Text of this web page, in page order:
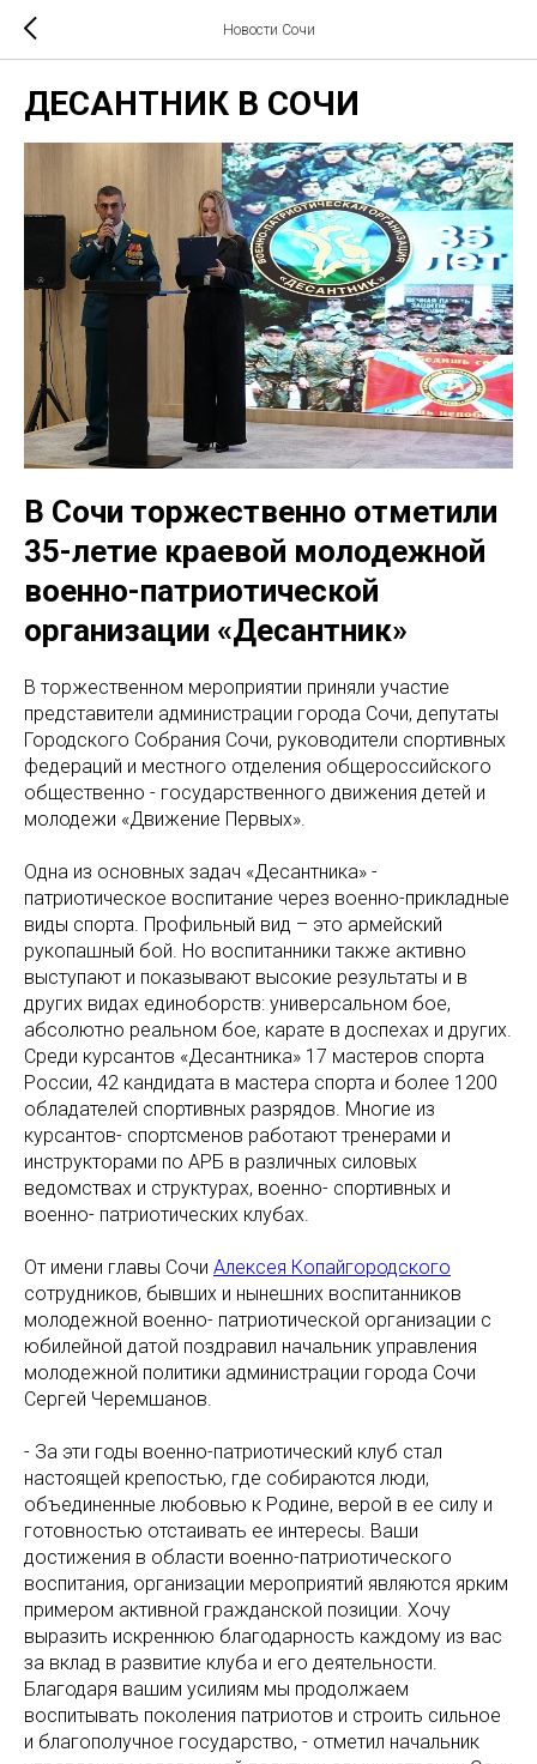
Новости Сочи
ДЕСАНТНИК В СОЧИ
В Сочи торжественно отметили
35-летие краевой молодежной
военно-патриотической
организации «Десантник»
В торжественном мероприятии приняли участие
представители администрации города Сочи, депутаты
Городского Собрания Сочи, руководители спортивных
федераций и местного отделения общероссийского
общественно - государственного движения детей и
молодежи «Движение Первых».
Одна из основных задач «Десантника» -
патриотическое воспитание через военно-прикладные
виды спорта. Профильный вид – это армейский
рукопашный бой. Но воспитанники также активно
выступают и показывают высокие результаты и в
других видах единоборств: универсальном бое,
абсолютно реальном бое, карате в доспехах и других.
Среди курсантов «Десантника» 17 мастеров спорта
России, 42 кандидата в мастера спорта и более 1200
обладателей спортивных разрядов. Многие из
курсантов- спортсменов работают тренерами и
инструкторами по АРБ в различных силовых
ведомствах и структурах, военно- спортивных и
военно- патриотических клубах.
От имени главы Сочи Алексея Копайгородского
сотрудников, бывших и нынешних воспитанников
молодежной военно- патриотической организации с
юбилейной датой поздравил начальник управления
молодежной политики администрации города Сочи
Сергей Черемшанов.
- За эти годы военно-патриотический клуб стал
настоящей крепостью, где собираются люди,
объединенные любовью к Родине, верой в ее силу и
готовностью отстаивать ее интересы. Ваши
достижения в области военно-патриотического
воспитания, организации мероприятий являются ярким
примером активной гражданской позиции. Хочу
выразить искреннюю благодарность каждому из вас
за вклад в развитие клуба и его деятельности.
Благодаря вашим усилиям мы продолжаем
воспитывать поколения патриотов и строить сильное
и благополучное государство, - отметил начальник